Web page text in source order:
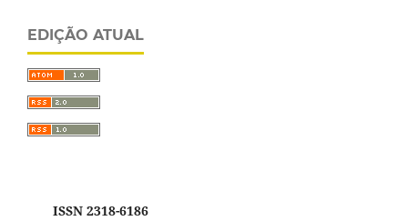
EDIÇÃO ATUAL
ISSN 2318-6186